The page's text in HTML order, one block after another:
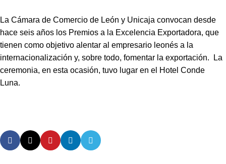
La Cámara de Comercio de León y Unicaja convocan desde
hace seis años los Premios a la Excelencia Exportadora, que
tienen como objetivo alentar al empresario leonés a la
internacionalización y, sobre todo, fomentar la exportación.
La
ceremonia, en esta ocasión, tuvo lugar en el Hotel Conde
Luna.